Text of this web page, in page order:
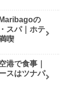
の
スパ｜ホテ
喫
港で食事｜
スはツナパ